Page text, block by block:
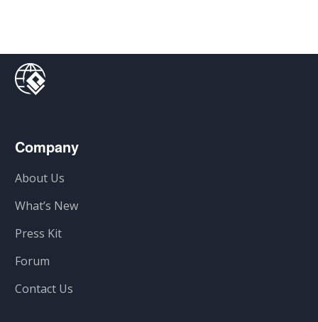
Company
About Us
What’s New
Press Kit
Forum
Contact Us